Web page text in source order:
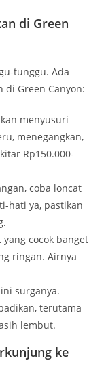
di Green
tunggu. Ada
di Green Canyon:
menyusuri
menegangkan,
Rp150.000-
coba loncat
hati ya, pastikan
cocok banget
ringan. Airnya
surganya.
terutama
lembut.
ke